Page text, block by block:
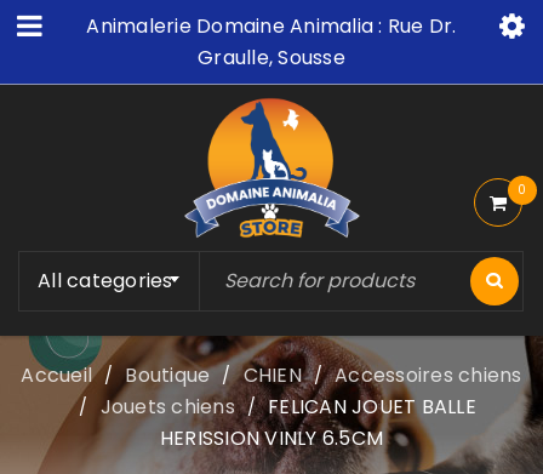
Animalerie Domaine Animalia : Rue Dr.
Graulle, Sousse
All categories
0
Accueil / Boutique / CHIEN / Accessoires chiens
/ Jouets chiens / FELICAN JOUET BALLE
HERISSION VINLY 6.5CM